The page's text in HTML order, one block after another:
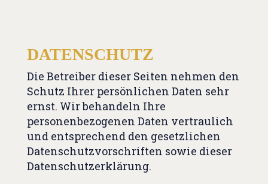
DATENSCHUTZ
Die Betreiber dieser Seiten nehmen den
Schutz Ihrer persönlichen Daten sehr
ernst. Wir behandeln Ihre
personenbezogenen Daten vertraulich
und entsprechend den gesetzlichen
Datenschutzvorschriften sowie dieser
Datenschutzerklärung.